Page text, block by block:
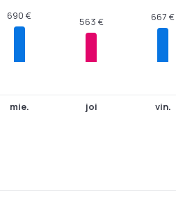
690 €
mie.
563 €
joi
667 €
vin.